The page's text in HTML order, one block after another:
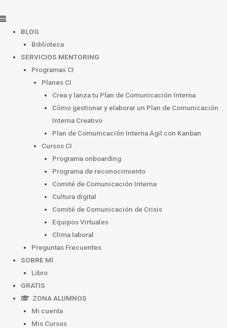
al
contenido
BLOG
Biblioteca
SERVICIOS MENTORING
Programas CI
Planes CI
Crea y lanza tu Plan de Comunicación Interna
Cómo gestionar y elaborar un Plan de Comunicación
Interna Creativo
Plan de Comunicación Interna Ágil con Kanban
Cursos CI
Programa onboarding
Programa de reconocimiento
Comité de Comunicación Interna
Cultura digital
Comité de Comunicación de Crisis
Equipos Virtuales
Clima laboral
Preguntas Frecuentes
SOBRE MÍ
Libro
GRATIS
ZONA ALUMNOS
Mi cuenta
Mis Cursos